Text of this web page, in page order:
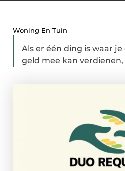
Woning En Tuin
Als er één ding is waar
geld mee kan verdienen,